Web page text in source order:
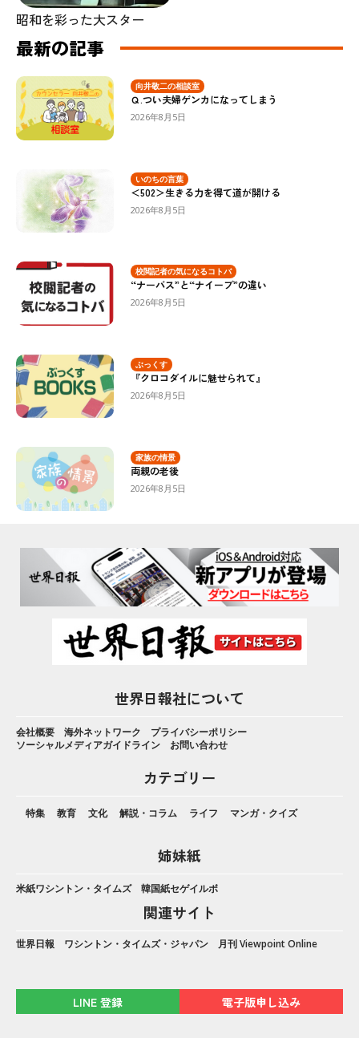
昭和を彩った大スター
最新の記事
向井敬二の相談室
Ｑ.つい夫婦ゲンカになってしまう
2026年8月5日
いのちの言葉
＜502＞生きる力を得て道が開ける
2026年8月5日
校閲記者の気になるコトバ
“ナーバス”と“ナイーブ”の違い
2026年8月5日
ぶっくす
『クロコダイルに魅せられて』
2026年8月5日
家族の情景
両親の老後
2026年8月5日
世界日報社について
会社概要 海外ネットワーク
プライバシーポリシー
ソーシャルメディアガイドライン
お問い合わせ
カテゴリー
特集 教育 文化 解説・コラム ライフ マンガ・クイズ
姉妹紙
米紙ワシントン・タイムズ 韓国紙セゲイルボ
関連サイト
世界日報 ワシントン・タイムズ・ジャパン 月刊 Viewpoint Online
LINE 登録 電子版申し込み